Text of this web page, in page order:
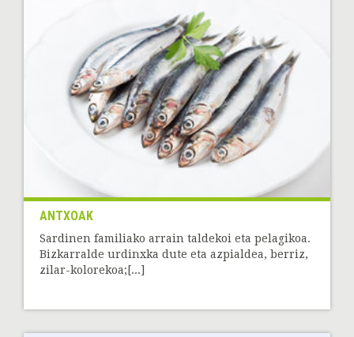
ANTXOAK
Sardinen familiako arrain taldekoi eta pelagikoa.
Bizkarralde urdinxka dute eta azpialdea, berriz,
zilar-kolorekoa;[...]